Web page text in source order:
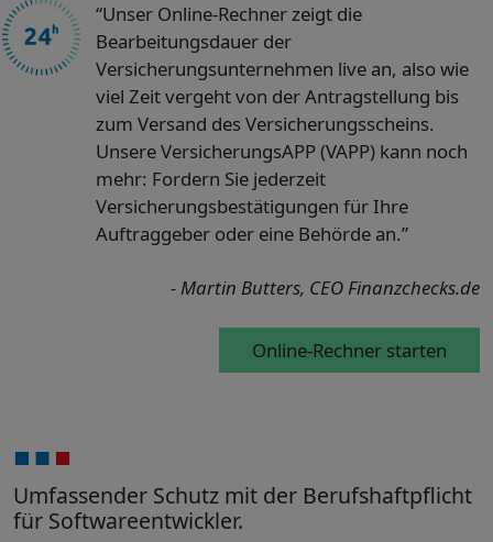
“Unser Online-Rechner zeigt die
Bearbeitungsdauer der
Versicherungsunternehmen live an, also wie
viel Zeit vergeht von der Antragstellung bis
zum Versand des Versicherungsscheins.
Unsere VersicherungsAPP (VAPP) kann noch
mehr: Fordern Sie jederzeit
Versicherungsbestätigungen für Ihre
Auftraggeber oder eine Behörde an.”
- Martin Butters, CEO Finanzchecks.de
Online-Rechner starten
Umfassender Schutz mit der Berufshaftpflicht
für Softwareentwickler.